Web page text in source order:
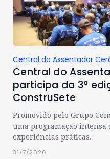
Central do Assentador
Central do
participa da 3ª
ConstruSete
Promovido pelo Grupo
uma programação intensa
experiências práticas.
31/7/2026